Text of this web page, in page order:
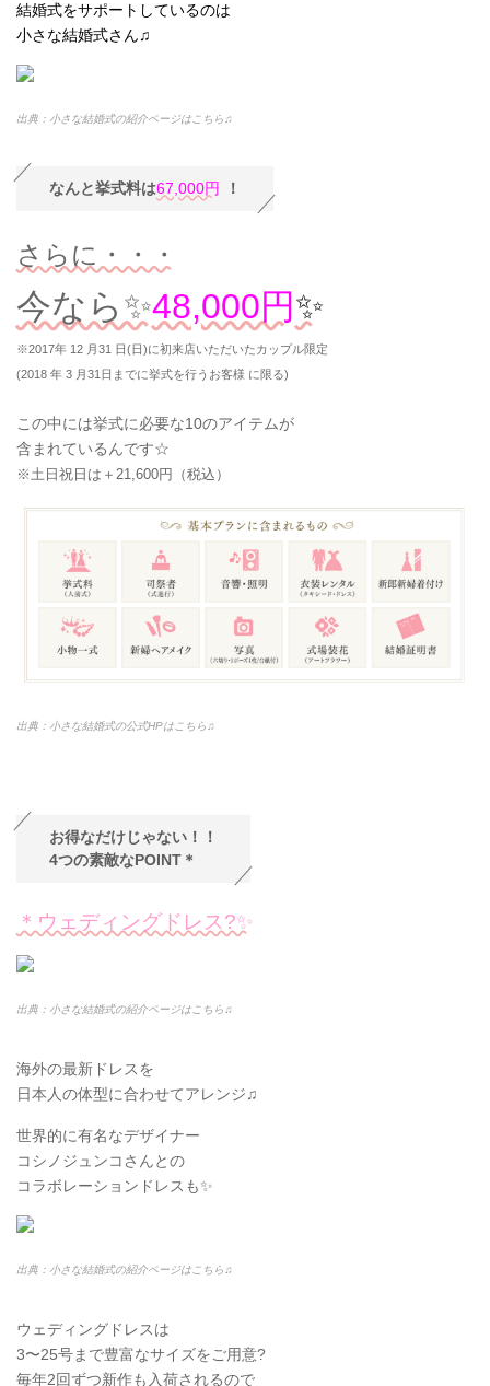
結婚式をサポートしているのは
小さな結婚式さん♫
出典：小さな結婚式の紹介ページはこちら♫
なんと挙式料は67,000円 ！
さらに・・・
今なら✨48,000円✨
※2017年 12 月31 日(日)に初来店いただいたカップル限定
(2018 年 3 月31日までに挙式を行うお客様 に限る)
この中には挙式に必要な10のアイテムが
含まれているんです☆
※土日祝日は＋21,600円（税込）
出典：小さな結婚式の公式HPはこちら♫
お得なだけじゃない！！
4つの素敵なPOINT＊
＊ウェディングドレス?✨
出典：小さな結婚式の紹介ページはこちら♫
海外の最新ドレスを
日本人の体型に合わせてアレンジ♫
世界的に有名なデザイナー
コシノジュンコさんとの
コラボレーションドレスも✨
出典：小さな結婚式の紹介ページはこちら♫
ウェディングドレスは
3〜25号まで豊富なサイズをご用意?
毎年2回ずつ新作も入荷されるので